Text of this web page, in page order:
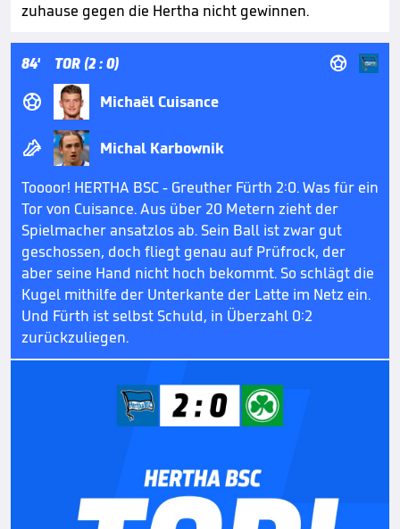
zuhause gegen die Hertha nicht gewinnen.
84' TOR (2 : 0) 
 Michaël Cuisance

Michal Karbownik
Toooor! HERTHA BSC - Greuther Fürth 2:0. Was für ein
Tor von Cuisance. Aus über 20 Metern zieht der
Spielmacher ansatzlos ab. Sein Ball ist zwar gut
geschossen, doch fliegt genau auf Prüfrock, der
aber seine Hand nicht hoch bekommt. So schlägt die
Kugel mithilfe der Unterkante der Latte im Netz ein.
Und Fürth ist selbst Schuld, in Überzahl 0:2
zurückzuliegen.